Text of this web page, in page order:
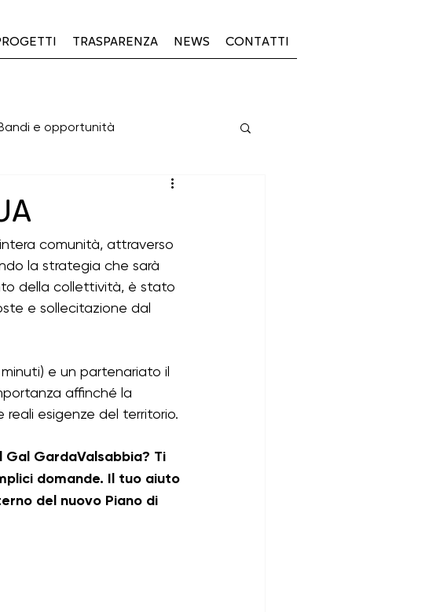
TRASPARENZA NEWS CONTATTI
e opportunità
PSL 2023-2027
GARA CHIUSI
23-27
comunità, attraverso
la strategia che sarà
della collettività, è stato
e sollecitazione dal
e un partenariato il
affinché la
esigenze del territorio.
GardaValsabbia? Ti
domande. Il tuo aiuto
del nuovo Piano di